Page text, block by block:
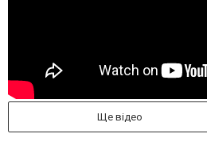
Ще відео